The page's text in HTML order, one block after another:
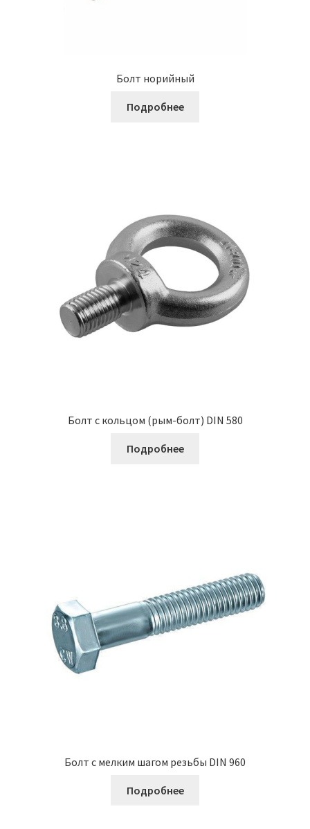
Болт норийный
Подробнее
Болт с кольцом (рым-болт) DIN 580
Подробнее
Болт с мелким шагом резьбы DIN 960
Подробнее